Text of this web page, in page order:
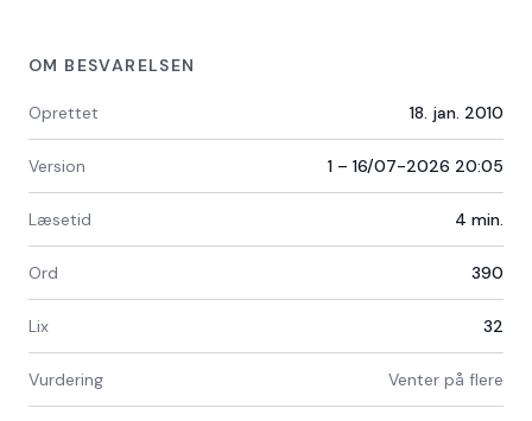
OM BESVARELSEN
Oprettet 18. jan. 2010
Version 1 – 16/07-2026 20:05
Læsetid 4 min.
Ord 390
Lix 32
Vurdering Venter på flere